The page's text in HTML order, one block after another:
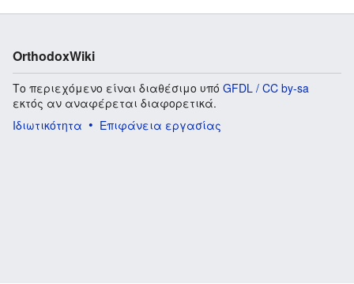
OrthodoxWiki
Το περιεχόμενο είναι διαθέσιμο υπό GFDL / CC by-sa
εκτός αν αναφέρεται διαφορετικά.
Ιδιωτικότητα
Επιφάνεια εργασίας